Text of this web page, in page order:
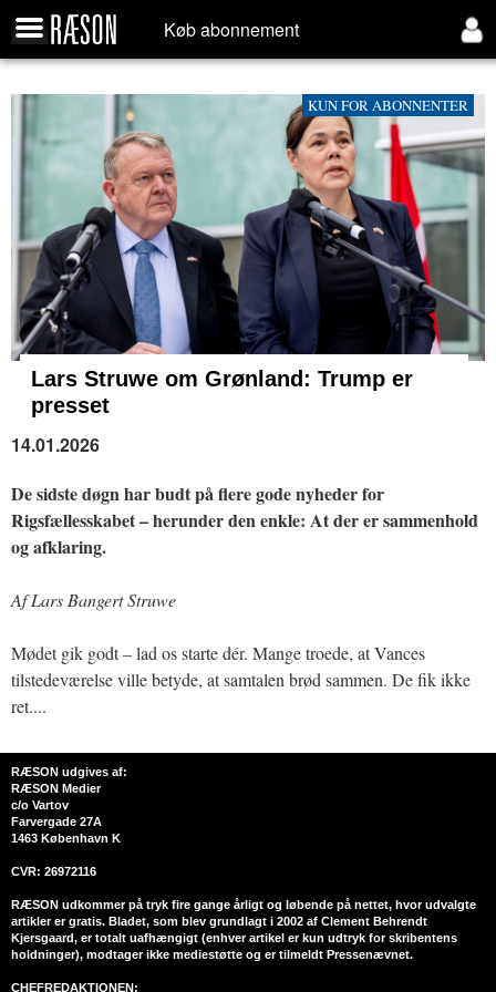
Køb abonnement
KUN FOR ABONNENTER
Lars Struwe om Grønland: Trump er
presset
14.01.2026
De sidste døgn har budt på flere gode nyheder for
Rigsfællesskabet – herunder den enkle: At der er sammenhold
og afklaring.
Af Lars Bangert Struwe
Mødet gik godt – lad os starte dér. Mange troede, at Vances
tilstedeværelse ville betyde, at samtalen brød sammen. De fik ikke
ret....
RÆSON udgives af:
RÆSON Medier
c/o Vartov
Farvergade 27A
1463 København K
CVR: 26972116
RÆSON udkommer på tryk fire gange årligt og løbende på nettet, hvor udvalgte
artikler er gratis. Bladet, som blev grundlagt i 2002 af Clement Behrendt
Kjersgaard, er totalt uafhængigt (enhver artikel er kun udtryk for skribentens
holdninger), modtager ikke mediestøtte og er tilmeldt Pressenævnet.
CHEFREDAKTIONEN: